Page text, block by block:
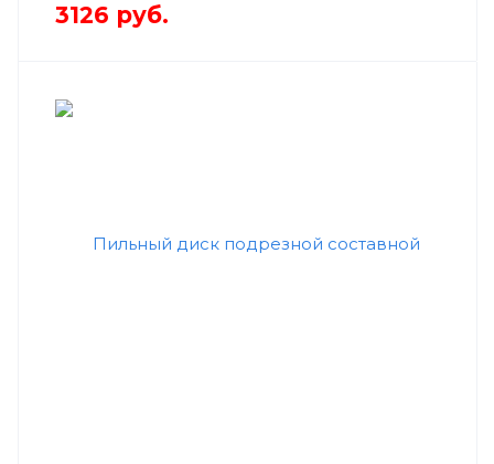
3126 руб.